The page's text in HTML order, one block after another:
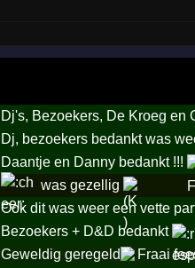
Dj's, Bezoekers, De Kroeg en
Dj, bezoekers bedankt was
Daantje en Danny bedankt !!!
was gezellig
Ook dit was weer een vette
Bezoekers + D&D bedankt
Geweldig geregeld Fraai